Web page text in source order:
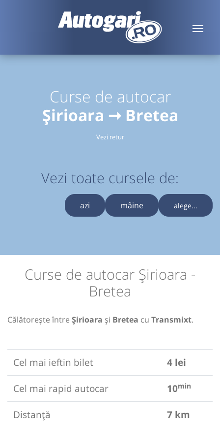
Curse de autocar
Șirioara ➞ Bretea
Vezi retur
Vezi toate cursele de:
azi mâine alege...
Curse de autocar Șirioara -
Bretea
Călătorește între Șirioara și Bretea cu Transmixt.
Cel mai ieftin bilet
4 lei
Cel mai rapid autocar
10min
Distanță
7 km